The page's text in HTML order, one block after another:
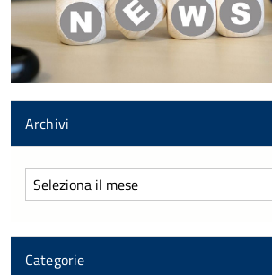
Archivi
Archivi
Categorie